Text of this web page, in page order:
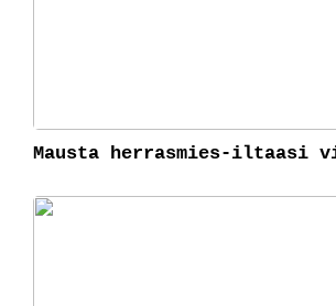
Mausta herrasmies-iltaasi